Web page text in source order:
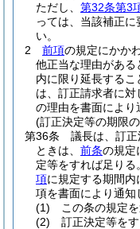
ただし、 第32条第3
っては、当該補正
い。
2
前項の規定にかか
他正当な理由がある
内に限り延長するこ
は、訂正請求者に
の理由を書面により
(訂正決定等の期限
第36条
議長は、訂
ときは、 前条の規定
定等をすれば足りる。
項に規定する期間
項を書面により通知
(1)
この条の規定
(2)
訂正決定等を